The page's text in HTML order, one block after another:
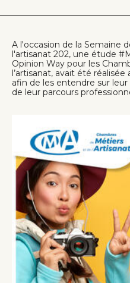
A l'occasion de la Semaine
l'artisanat 202, une étude
Opinion Way pour les
l’artisanat, avait été
afin de les entendre sur
de leur parcours